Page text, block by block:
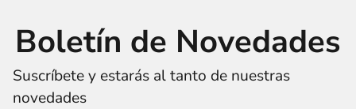
Boletín de Novedades
Suscríbete y estarás al tanto de nuestras
novedades